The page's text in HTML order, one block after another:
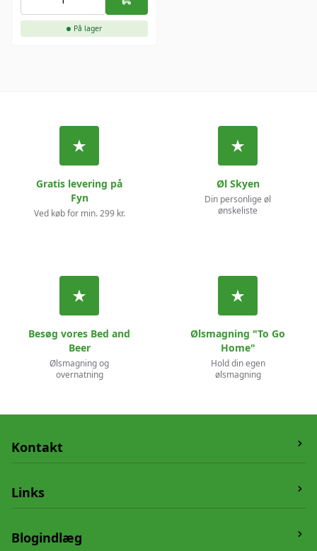
På lager
Gratis levering på
Fyn
Ved køb for min. 299 kr.
Øl Skyen
Din personlige øl
ønskeliste
Besøg vores Bed and
Beer
Ølsmagning og
overnatning
Ølsmagning "To Go
Home"
Hold din egen
ølsmagning
Kontakt
Vesterskovvej 19,
Telefon:20662804
Links
Blogindlæg